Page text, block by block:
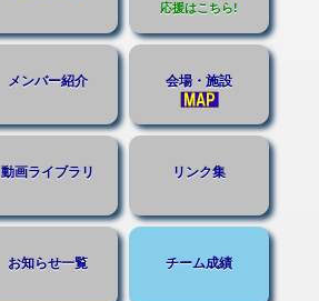
応援はこちら!
メンバー紹介 会場・施設
動画ライブラリ リンク集
お知らせ一覧 チーム成績